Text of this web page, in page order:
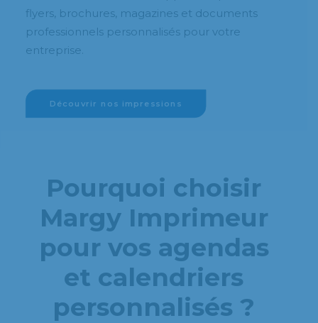
flyers, brochures, magazines et documents
professionnels personnalisés pour votre
entreprise.
Découvrir nos impressions
Pourquoi choisir
Margy Imprimeur
pour vos agendas
et calendriers
personnalisés ?